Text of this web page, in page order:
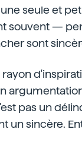
seule et
souvent —
sont
pas un
un sincère.